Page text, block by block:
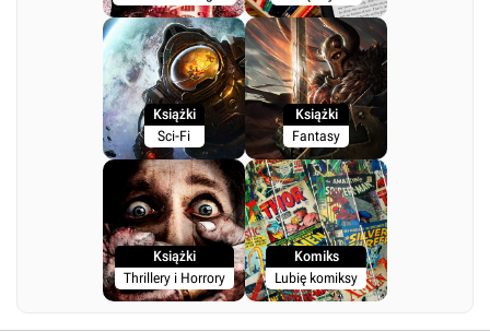
Książki
Sci-Fi
Książki
Fantasy
Książki
Thrillery i Horrory
Komiks
Lubię komiksy